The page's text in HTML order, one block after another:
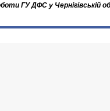
ГУ ДФС у Чернігівській